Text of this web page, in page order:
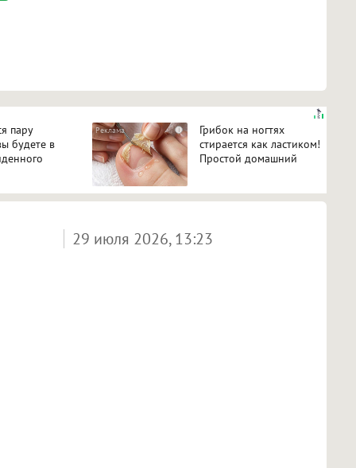
пару
будете в
i
Грибок на ногтях
стирается как ластиком!
Простой домашний
29 июля 2026, 13:23